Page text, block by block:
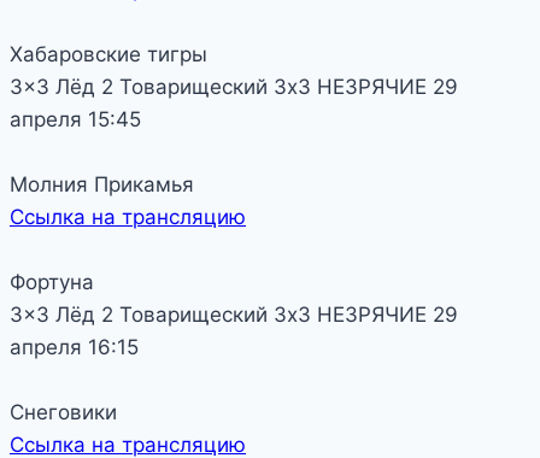
Хабаровские тигры
3x3 Лёд 2 Товарищеский 3х3 НЕЗРЯЧИЕ 29
апреля 15:45
Молния Прикамья
Ссылка на трансляцию
Фортуна
3x3 Лёд 2 Товарищеский 3х3 НЕЗРЯЧИЕ 29
апреля 16:15
Снеговики
Ссылка на трансляцию